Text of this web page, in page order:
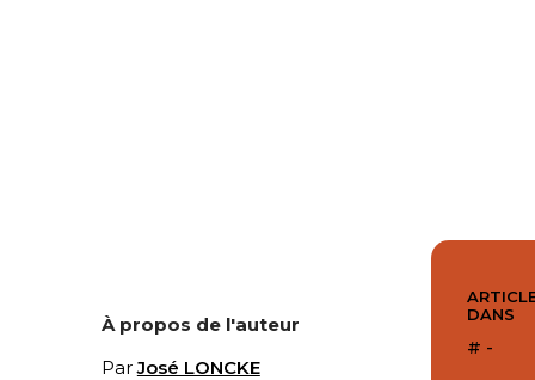
À propos de l'auteur
ParJosé LONCKE
DANS
# -